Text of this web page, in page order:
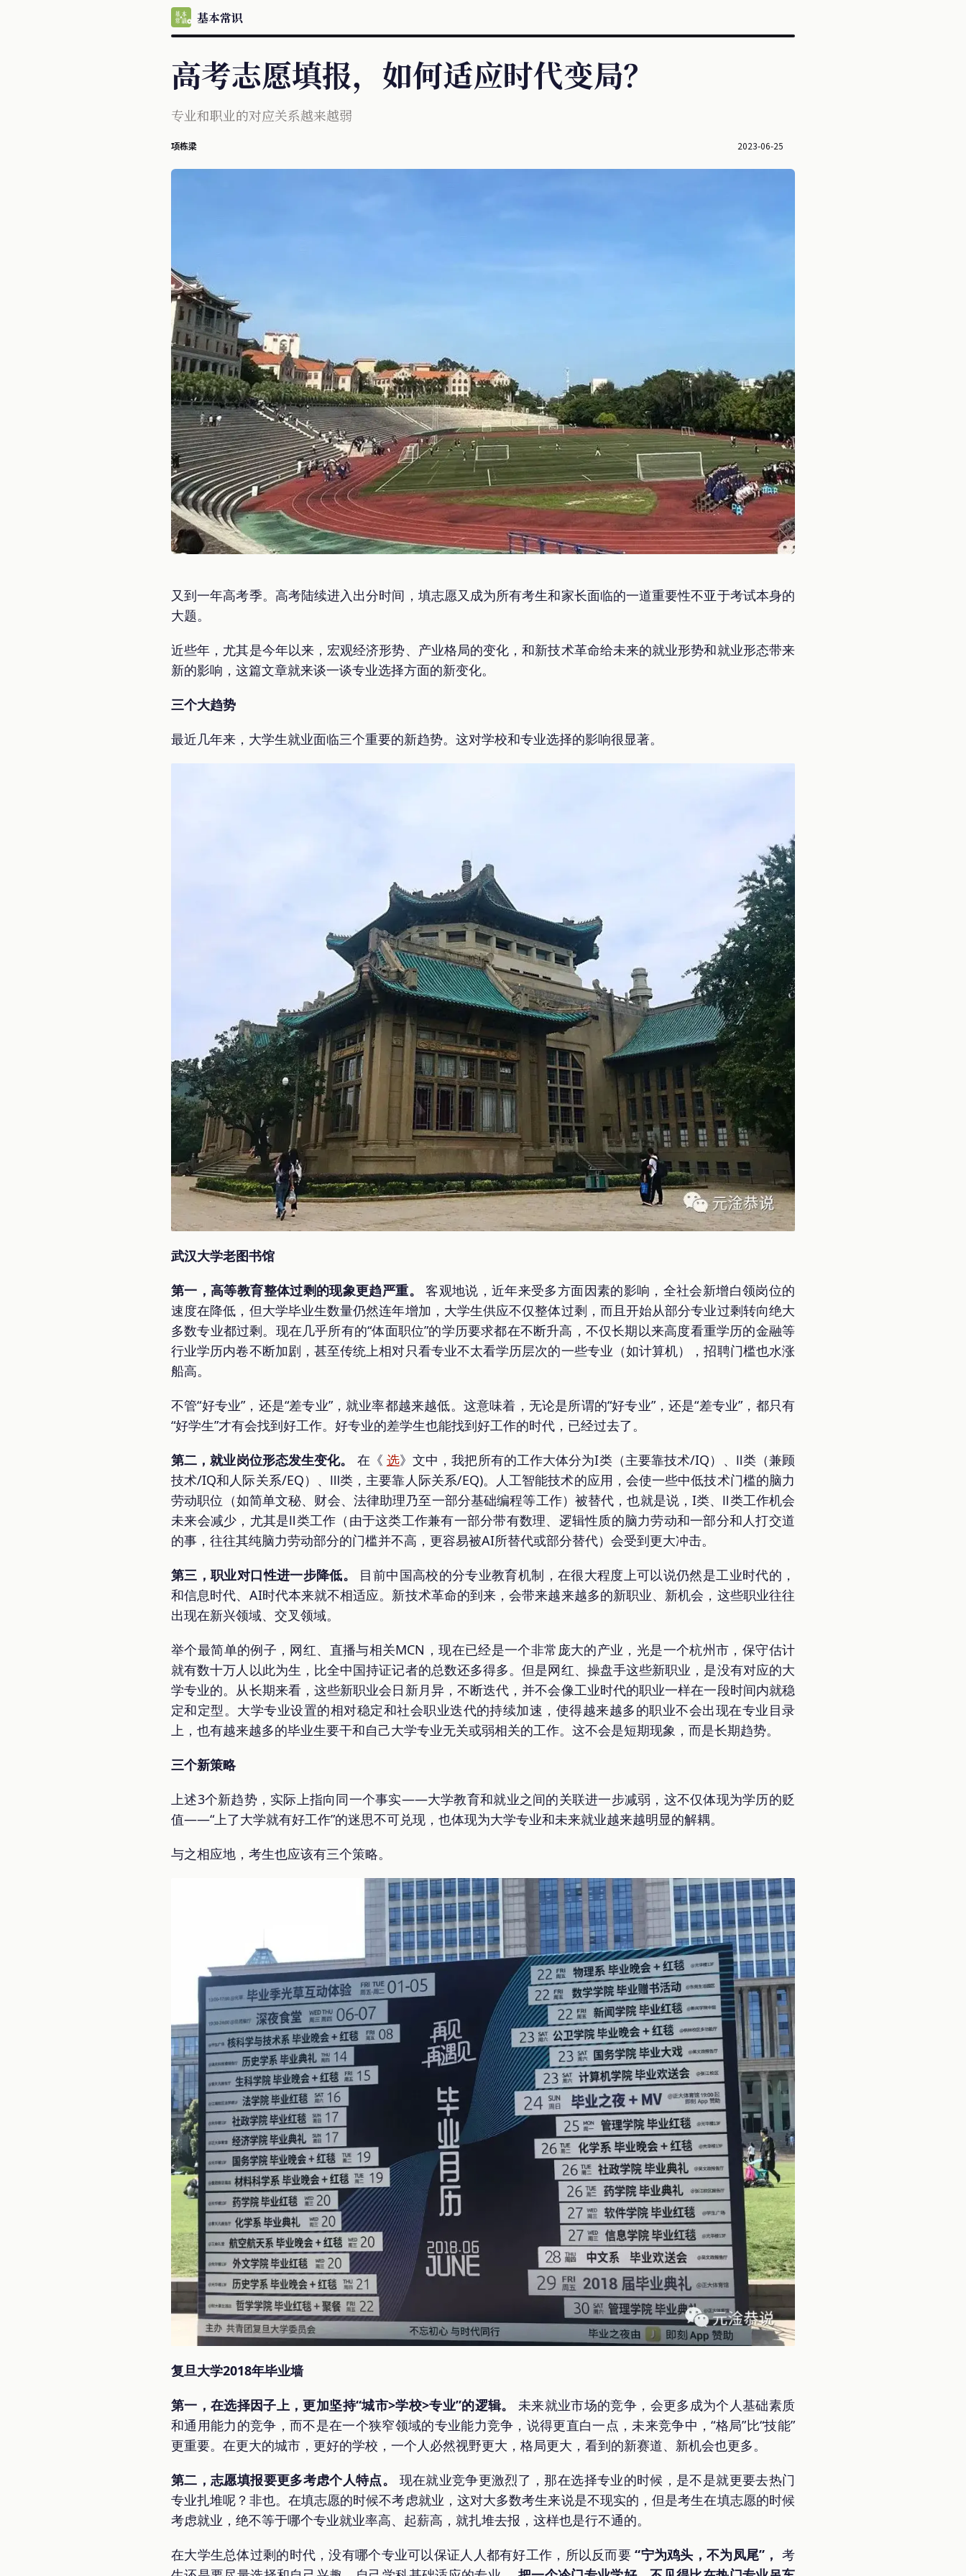
基本常识
高考志愿填报，如何适应时代变局？
专业和职业的对应关系越来越弱
项栋梁 2023-06-25
又到一年高考季。高考陆续进入出分时间，填志愿又成为所有考生和家长面临的一道重要性不亚于考试本身的
大题。
近些年，尤其是今年以来，宏观经济形势、产业格局的变化，和新技术革命给未来的就业形势和就业形态带来
新的影响，这篇文章就来谈一谈专业选择方面的新变化。
三个大趋势
最近几年来，大学生就业面临三个重要的新趋势。这对学校和专业选择的影响很显著。
武汉大学老图书馆
第一，高等教育整体过剩的现象更趋严重。
客观地说，近年来受多方面因素的影响，全社会新增白领岗位的
速度在降低，但大学毕业生数量仍然连年增加，大学生供应不仅整体过剩，而且开始从部分专业过剩转向绝大
多数专业都过剩。现在几乎所有的“体面职位”的学历要求都在不断升高，不仅长期以来高度看重学历的金融等
行业学历内卷不断加剧，甚至传统上相对只看专业不太看学历层次的一些专业（如计算机），招聘门槛也水涨
船高。
不管“好专业”，还是“差专业”，就业率都越来越低。这意味着，无论是所谓的“好专业”，还是“差专业”，都只有
“好学生”才有会找到好工作。好专业的差学生也能找到好工作的时代，已经过去了。
第二，就业岗位形态发生变化。
在《 选》文中，我把所有的工作大体分为I类（主要靠技术/IQ）、Ⅱ类（兼顾
技术/IQ和人际关系/EQ）、Ⅲ类，主要靠人际关系/EQ)。人工智能技术的应用，会使一些中低技术门槛的脑力
劳动职位（如简单文秘、财会、法律助理乃至一部分基础编程等工作）被替代，也就是说，I类、Ⅱ类工作机会
未来会减少，尤其是Ⅱ类工作（由于这类工作兼有一部分带有数理、逻辑性质的脑力劳动和一部分和人打交道
的事，往往其纯脑力劳动部分的门槛并不高，更容易被AI所替代或部分替代）会受到更大冲击。
第三，职业对口性进一步降低。
目前中国高校的分专业教育机制，在很大程度上可以说仍然是工业时代的，
和信息时代、AI时代本来就不相适应。新技术革命的到来，会带来越来越多的新职业、新机会，这些职业往往
出现在新兴领域、交叉领域。
举个最简单的例子，网红、直播与相关MCN，现在已经是一个非常庞大的产业，光是一个杭州市，保守估计
就有数十万人以此为生，比全中国持证记者的总数还多得多。但是网红、操盘手这些新职业，是没有对应的大
学专业的。从长期来看，这些新职业会日新月异，不断迭代，并不会像工业时代的职业一样在一段时间内就稳
定和定型。大学专业设置的相对稳定和社会职业迭代的持续加速，使得越来越多的职业不会出现在专业目录
上，也有越来越多的毕业生要干和自己大学专业无关或弱相关的工作。这不会是短期现象，而是长期趋势。
三个新策略
上述3个新趋势，实际上指向同一个事实——大学教育和就业之间的关联进一步减弱，这不仅体现为学历的贬
值——“上了大学就有好工作”的迷思不可兑现，也体现为大学专业和未来就业越来越明显的解耦。
与之相应地，考生也应该有三个策略。
复旦大学2018年毕业墙
第一，在选择因子上，更加坚持“城市>学校>专业”的逻辑。
未来就业市场的竞争，会更多成为个人基础素质
和通用能力的竞争，而不是在一个狭窄领域的专业能力竞争，说得更直白一点，未来竞争中，“格局”比“技能”
更重要。在更大的城市，更好的学校，一个人必然视野更大，格局更大，看到的新赛道、新机会也更多。
第二，志愿填报要更多考虑个人特点。
现在就业竞争更激烈了，那在选择专业的时候，是不是就更要去热门
专业扎堆呢？非也。在填志愿的时候不考虑就业，这对大多数考生来说是不现实的，但是考生在填志愿的时候
考虑就业，绝不等于哪个专业就业率高、起薪高，就扎堆去报，这样也是行不通的。
在大学生总体过剩的时代，没有哪个专业可以保证人人都有好工作，所以反而要“宁为鸡头，不为凤尾”， 考